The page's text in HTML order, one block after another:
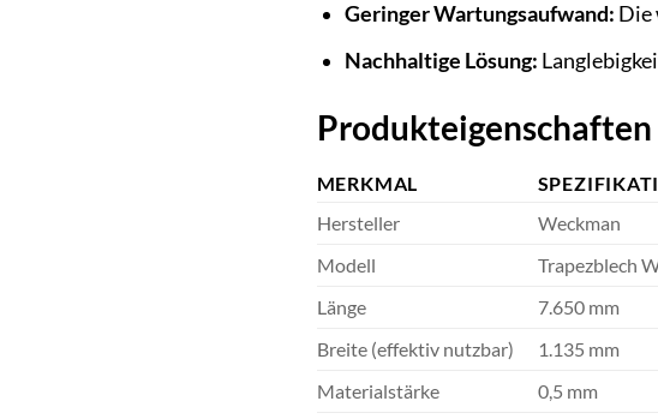
Geringer Wartungsaufwand: Die
Nachhaltige Lösung:
MERKMAL
Hersteller
Weckman
Modell
Trapezblech
Länge
7.650 mm
Breite (effektiv nutzbar)
1.135 mm
Materialstärke
0,5 mm